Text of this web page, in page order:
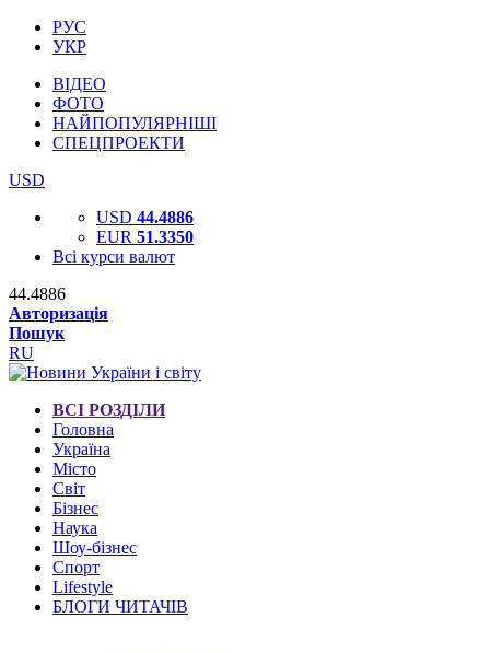
РУС
УКР
ВІДЕО
ФОТО
НАЙПОПУЛЯРНІШІ
СПЕЦПРОЕКТИ
USD
USD 44.4886
EUR 51.3350
Всі курси валют
44.4886
Авторизація
Пошук
RU
ВСІ РОЗДІЛИ
Головна
Україна
Місто
Світ
Бізнес
Наука
Шоу-бізнес
Спорт
Lifestyle
БЛОГИ ЧИТАЧІВ